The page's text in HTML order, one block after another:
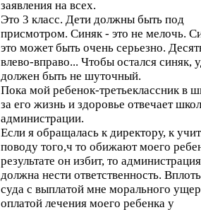
заявления на всех.
Это 3 класс. Дети должны быть под
присмотром. Синяк - это не мелочь.
это может быть очень серьезно.
влево-вправо... Чтобы остался синяк,
должен быть не шуточный.
Пока мой ребенок-третьеклассник в
за его жизнь и здоровье отвечает
администрации.
Если я обращалась к директору, к
поводу того,ч то обижают моего
результате он избит, то администрация
должна нести ответственность.
суда с выплатой мне морального
оплатой лечения моего ребенка у